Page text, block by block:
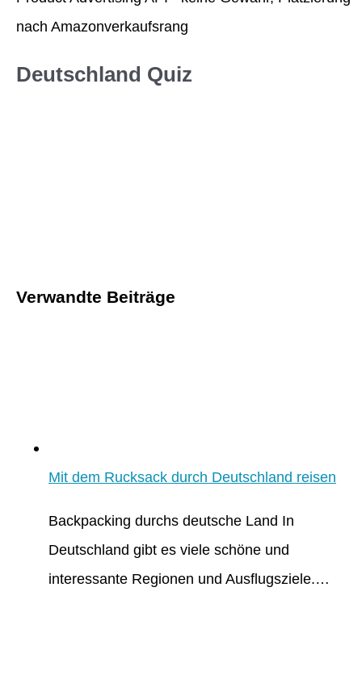
nach Amazonverkaufsrang
Deutschland Quiz
Verwandte Beiträge
Mit dem Rucksack durch Deutschland reisen
Backpacking durchs deutsche Land In
Deutschland gibt es viele schöne und
interessante Regionen und Ausflugsziele.…